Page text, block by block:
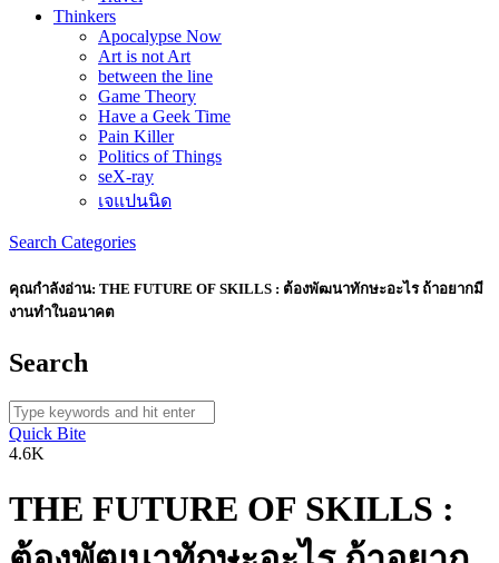
Thinkers
Apocalypse Now
Art is not Art
between the line
Game Theory
Have a Geek Time
Pain Killer
Politics of Things
seX-ray
เจแปนนิด
Search Categories
คุณกำลังอ่าน: THE FUTURE OF SKILLS : ต้องพัฒนาทักษะอะไร ถ้าอยากมี
งานทำในอนาคต
Search
Quick Bite
4.6K
THE FUTURE OF SKILLS :